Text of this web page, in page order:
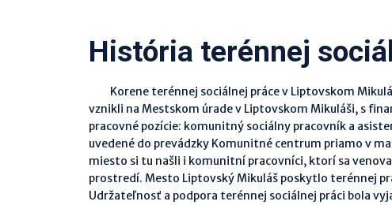
História terénnej
Korene terénnej sociálnej práce v Liptovskom
vznikli na Mestskom úrade v Liptovskom Mikuláši, s
pracovné pozície: komunitný sociálny pracovník a
uvedené do prevádzky Komunitné centrum priamo v
miesto si tu našli i komunitní pracovníci, ktorí sa
prostredí. Mesto Liptovský Mikuláš poskytlo terénnej
Udržateľnosť a podpora terénnej sociálnej práci bola